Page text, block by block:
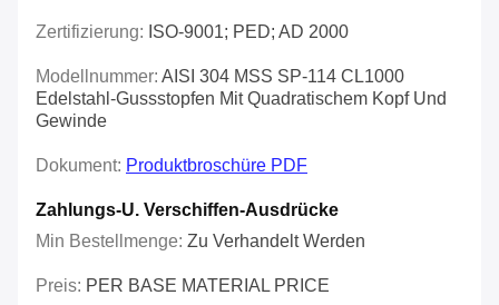
Zertifizierung: ISO-9001; PED; AD 2000
Modellnummer: AISI 304 MSS SP-114 CL1000
Edelstahl-Gussstopfen Mit Quadratischem Kopf Und
Gewinde
Dokument: Produktbroschüre PDF
Zahlungs-U. Verschiffen-Ausdrücke
Min Bestellmenge: Zu Verhandelt Werden
Preis: PER BASE MATERIAL PRICE